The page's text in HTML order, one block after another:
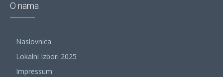
O nama
Naslovnica
Lokalni Izbori 2025
Impressum